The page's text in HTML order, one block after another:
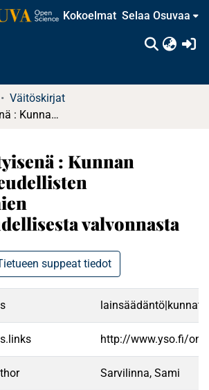
Kokoelmat Selaa Osuvaa
Väitöskirjat
Kunta yksityisenä : Kunnan yksityisoikeudellisten oikeustoimien julkisoikeudellisesta valvonnasta
: Kunnan
valvonnasta
suppeat tiedot
http://www.yso.fi/
Sarvilinna, Sami